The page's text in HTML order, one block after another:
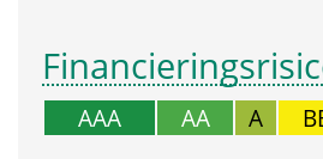
AAA AA A